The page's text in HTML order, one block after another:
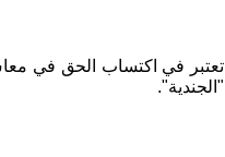
تعتبر في اكتساب الحق في
"الجندية".